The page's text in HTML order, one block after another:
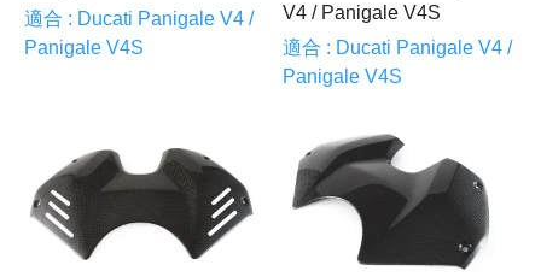
適合 : Ducati Panigale V4 /
Panigale V4S
V4 / Panigale V4S
適合 : Ducati Panigale V4 /
Panigale V4S